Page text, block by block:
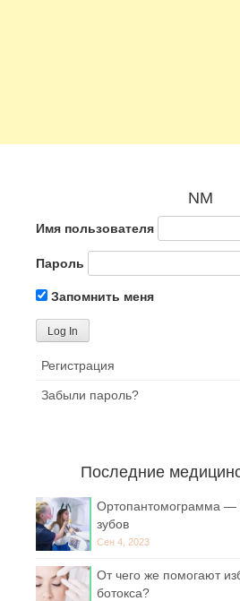
NM
Имя пользователя
Пароль
Запомнить меня
Регистрация
Забыли пароль?
Последние
Ортопантомограмма —
зубов
Сен 4, 2023
От чего же помогают
ботокса?